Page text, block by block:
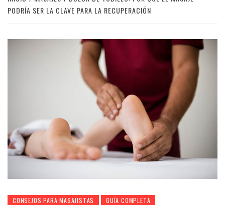
PODRÍA SER LA CLAVE PARA LA RECUPERACIÓN
CONSEJOS PARA MASAJISTAS
GUÍA COMPLETA